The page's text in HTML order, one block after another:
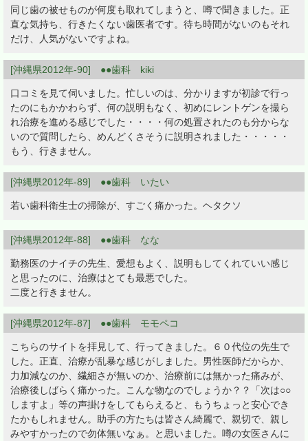
同じ歯の被せものが何度も取れてしまうと、噂で聞きました。正
直な気持ち、行きたくない歯医者です。待ち時間がないのもそれ
だけ、人気がないですよね。
[沖縄県2012年-90] ●●歯科 kiki
口コミを見て伺いました。忙しいのは、分かりますが初診で行っ
たのにもかかわらず、何の説明もなく、初めにレントゲンを撮ら
れ治療を進める感じでした・・・・何の処置されたのも分からな
いので質問したら、めんどくさそうに説明されました・・・・・
もう、行きません。
[沖縄県2012年-89] ●●歯科 いたい
若い歯科衛生士の掃除が、すごく痛かった。ヘタクソ
[沖縄県2012年-88] ●●歯科 なな
勤務医のナイチの先生、愛想もよく、説明もしてくれていい感じ
と思ったのに、治療はとても最悪でした。
二度と行きません。
[沖縄県2012年-87] ●●歯科 モモペコ
こちらのサイトを拝見して、行ってきました。６０代位の先生で
した。正直、治療が乱暴な感じがしました。男性医師だからか、
力加減なのか、繊細さが無いのか、治療前には無かった痛みが、
治療後しばらく痛かった。こんな物なのでしょうか？？「次は○○
しますよ」等の声掛けをしてもらえると、もうちょっと安心でき
たかもしれません。助手の方たちは皆さん綺麗で、親切で、親し
みやすかったので勿体無いなぁ。と思いました。噂の女医さんに